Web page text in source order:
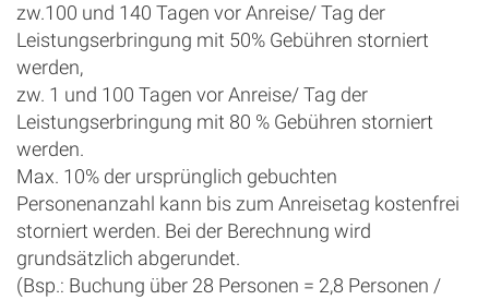
zw.100 und 140 Tagen vor Anreise/ Tag der
Leistungserbringung mit 50% Gebühren storniert
werden,
zw. 1 und 100 Tagen vor Anreise/ Tag der
Leistungserbringung mit 80 % Gebühren storniert
werden.
Max. 10% der ursprünglich gebuchten
Personenanzahl kann bis zum Anreisetag kostenfrei
storniert werden. Bei der Berechnung wird
grundsätzlich abgerundet.
(Bsp.: Buchung über 28 Personen = 2,8 Personen /